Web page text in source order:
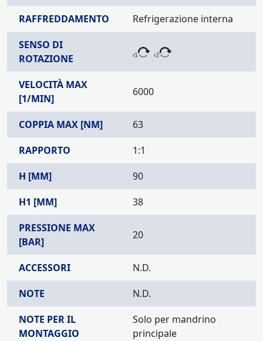
RAFFREDDAMENTO
Refrigerazione interna
SENSO DI
ROTAZIONE
VELOCITÀ MAX
[1/MIN]
6000
COPPIA MAX [NM]
63
RAPPORTO
1:1
H [MM]
90
H1 [MM]
38
PRESSIONE MAX
[BAR]
20
ACCESSORI
N.D.
NOTE
N.D.
NOTE PER IL
MONTAGGIO
Solo per mandrino
principale